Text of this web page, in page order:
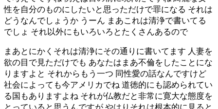
性を自分のものにしたいと思っただけで罪になる それは
どうなんでしょうか うーん まあこれは清浄で書いてる
でしょ それ以外にもいろいろとたくさんあるので
まあとにかくそれは清浄にその通りに書いてます 人妻を
欲の目で見ただけでも あなたはまあ不倫をしたことにな
りますよと それからもう一つ 同性愛の話なんですけど
社会によっても今アメリカでね 道徳的にも認められてい
る国もありますよね それが仏教だと非常に寛大な態度を